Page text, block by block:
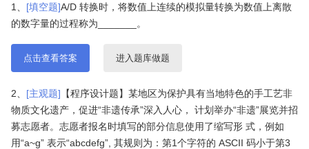
1、 [填空题]A/D 转换时，将数值上连续的模拟量转换为数值上离散
的数字量的过程称为_______。
点击查看答案 进入题库做题
2、 [主观题] 【程序设计题】某地区为保护具有当地特色的手工艺非
物质文化遗产，促进“非遗传承”深入人心， 计划举办“非遗”展览并招
募志愿者。志愿者报名时填写的部分信息使用了缩写形 式，例如
用“a~g” 表示“abcdefg”, 其规则为：第1个字符的 ASCII 码小于第3